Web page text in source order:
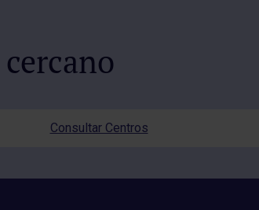
Consultar Centros